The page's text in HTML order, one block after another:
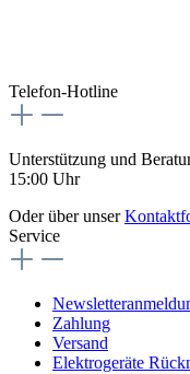
Telefon-Hotline
Unterstützung und
15:00 Uhr
Oder über unser
Service
Zahlung
Versand
Elektrogeräte